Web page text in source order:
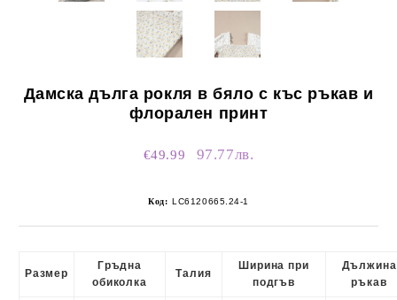
Дамска дълга рокля в бяло с къс ръкав и
флорален принт
€49.99 97.77лв.
Код: LC6120665.24-1
Размер
Гръдна
обиколка
Талия
Ширина при
подгъв
Дължина
ръкав